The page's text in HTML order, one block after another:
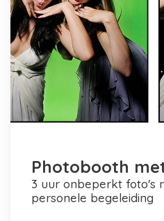
Photobooth
3 uur onbeperkt foto's maken en printen +
personele begeleiding